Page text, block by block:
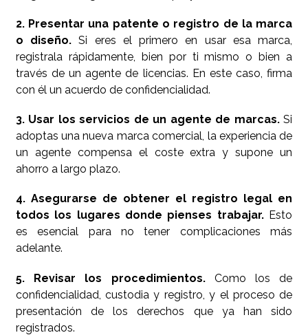
2. Presentar una patente o registro de la marca
o diseño.Si eres el primero en usar esa marca,
registrala rápidamente, bien por ti mismo o bien a
través de un agente de licencias. En este caso, firma
con él un acuerdo de confidencialidad.
3. Usar los servicios de un agente de marcas.Si
adoptas una nueva marca comercial, la experiencia de
un agente compensa el coste extra y supone un
ahorro a largo plazo.
4. Asegurarse de obtener el registro legal en
todos los lugares donde pienses trabajar. Esto
es esencial para no tener complicaciones más
adelante.
5. Revisar los procedimientos. Como los de
confidencialidad, custodia y registro, y el proceso de
presentación de los derechos que ya han sido
registrados.